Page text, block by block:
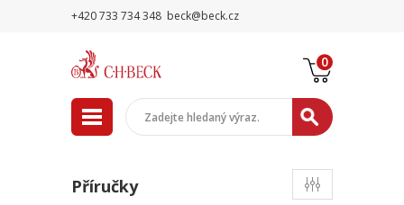
+420 733 734 348 beck@beck.cz
0
Příručky